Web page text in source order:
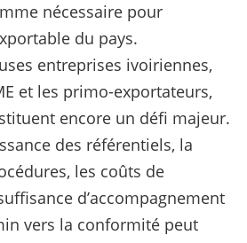
nécessaire pour
du pays.
entreprises ivoiriennes,
et les primo-exportateurs,
encore un défi majeur.
des référentiels, la
les coûts de
d’accompagnement
vers la conformité peut